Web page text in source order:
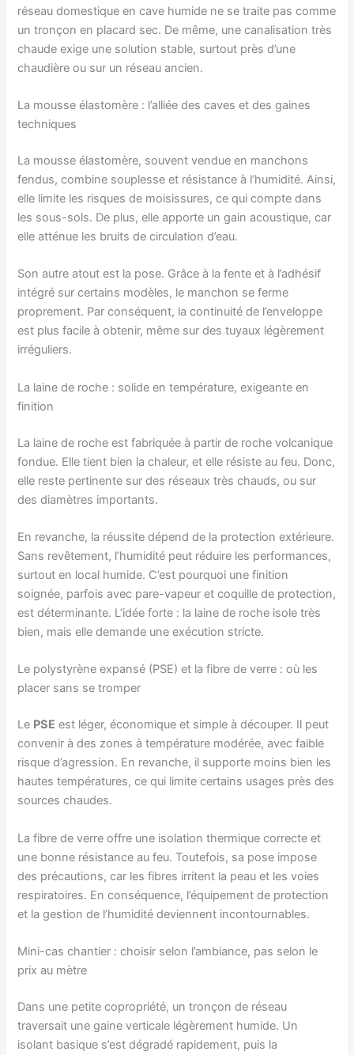
réseau domestique en cave humide ne se traite pas comme
un tronçon en placard sec. De même, une canalisation très
chaude exige une solution stable, surtout près d’une
chaudière ou sur un réseau ancien.
La mousse élastomère : l’alliée des caves et des gaines
techniques
La mousse élastomère, souvent vendue en manchons
fendus, combine souplesse et résistance à l’humidité. Ainsi,
elle limite les risques de moisissures, ce qui compte dans
les sous-sols. De plus, elle apporte un gain acoustique, car
elle atténue les bruits de circulation d’eau.
Son autre atout est la pose. Grâce à la fente et à l’adhésif
intégré sur certains modèles, le manchon se ferme
proprement. Par conséquent, la continuité de l’enveloppe
est plus facile à obtenir, même sur des tuyaux légèrement
irréguliers.
La laine de roche : solide en température, exigeante en
finition
La laine de roche est fabriquée à partir de roche volcanique
fondue. Elle tient bien la chaleur, et elle résiste au feu. Donc,
elle reste pertinente sur des réseaux très chauds, ou sur
des diamètres importants.
En revanche, la réussite dépend de la protection extérieure.
Sans revêtement, l’humidité peut réduire les performances,
surtout en local humide. C’est pourquoi une finition
soignée, parfois avec pare-vapeur et coquille de protection,
est déterminante. L’idée forte : la laine de roche isole très
bien, mais elle demande une exécution stricte.
Le polystyrène expansé (PSE) et la fibre de verre : où les
placer sans se tromper
Le PSE est léger, économique et simple à découper. Il peut
convenir à des zones à température modérée, avec faible
risque d’agression. En revanche, il supporte moins bien les
hautes températures, ce qui limite certains usages près des
sources chaudes.
La fibre de verre offre une isolation thermique correcte et
une bonne résistance au feu. Toutefois, sa pose impose
des précautions, car les fibres irritent la peau et les voies
respiratoires. En conséquence, l’équipement de protection
et la gestion de l’humidité deviennent incontournables.
Mini-cas chantier : choisir selon l’ambiance, pas selon le
prix au mètre
Dans une petite copropriété, un tronçon de réseau
traversait une gaine verticale légèrement humide. Un
isolant basique s’est dégradé rapidement, puis la